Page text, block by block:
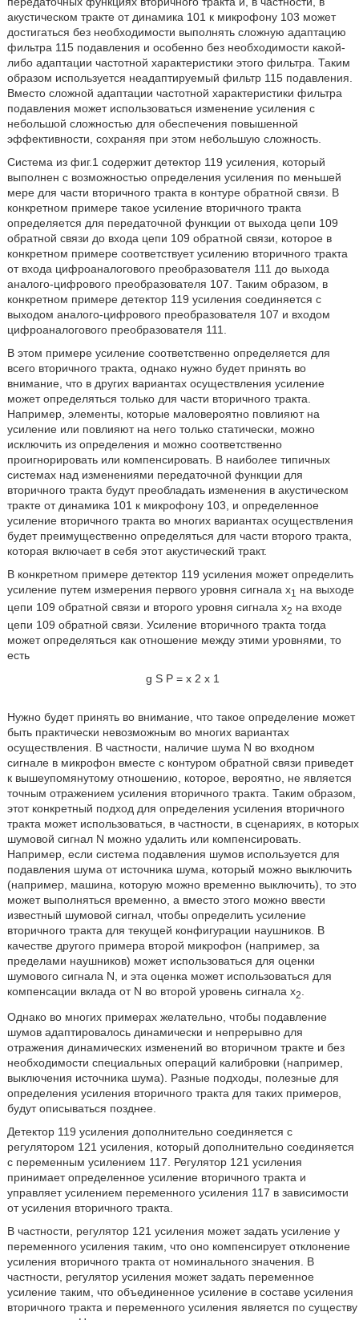
акустическом тракте от динамика 101 к микрофону 103 может
достигаться без необходимости выполнять сложную адаптацию
фильтра 115 подавления и особенно без необходимости какой-
либо адаптации частотной характеристики этого фильтра. Таким
образом используется неадаптируемый фильтр 115 подавления.
Вместо сложной адаптации частотной характеристики фильтра
подавления может использоваться изменение усиления с
небольшой сложностью для обеспечения повышенной
эффективности, сохраняя при этом небольшую сложность.
Система из фиг.1 содержит детектор 119 усиления, который
выполнен с возможностью определения усиления по меньшей
мере для части вторичного тракта в контуре обратной связи. В
конкретном примере такое усиление вторичного тракта
определяется для передаточной функции от выхода цепи 109
обратной связи до входа цепи 109 обратной связи, которое в
конкретном примере соответствует усилению вторичного тракта
от входа цифроаналогового преобразователя 111 до выхода
аналого-цифрового преобразователя 107. Таким образом, в
конкретном примере детектор 119 усиления соединяется с
выходом аналого-цифрового преобразователя 107 и входом
цифроаналогового преобразователя 111.
В этом примере усиление соответственно определяется для
всего вторичного тракта, однако нужно будет принять во
внимание, что в других вариантах осуществления усиление
может определяться только для части вторичного тракта.
Например, элементы, которые маловероятно повлияют на
усиление или повлияют на него только статически, можно
исключить из определения и можно соответственно
проигнорировать или компенсировать. В наиболее типичных
системах над изменениями передаточной функции для
вторичного тракта будут преобладать изменения в акустическом
тракте от динамика 101 к микрофону 103, и определенное
усиление вторичного тракта во многих вариантах осуществления
будет преимущественно определяться для части второго тракта,
которая включает в себя этот акустический тракт.
В конкретном примере детектор 119 усиления может определить
усиление путем измерения первого уровня сигнала x1
на выходе
цепи 109 обратной связи и второго уровня сигнала x2 на входе
цепи 109 обратной связи. Усиление вторичного тракта тогда
может определяться как отношение между этими уровнями, то
есть
g S P = x 2 x 1
Нужно будет принять во внимание, что такое определение может
быть практически невозможным во многих вариантах
осуществления. В частности, наличие шума N во входном
сигнале в микрофон вместе с контуром обратной связи приведет
к вышеупомянутому отношению, которое, вероятно, не является
точным отражением усиления вторичного тракта. Таким образом,
этот конкретный подход для определения усиления вторичного
тракта может использоваться, в частности, в сценариях, в которых
шумовой сигнал N можно удалить или компенсировать.
Например, если система подавления шумов используется для
подавления шума от источника шума, который можно выключить
(например, машина, которую можно временно выключить), то это
может выполняться временно, а вместо этого можно ввести
известный шумовой сигнал, чтобы определить усиление
вторичного тракта для текущей конфигурации наушников. В
качестве другого примера второй микрофон (например, за
пределами наушников) может использоваться для оценки
шумового сигнала N, и эта оценка может использоваться для
компенсации вклада от N во второй уровень сигнала x2
Однако во многих примерах желательно, чтобы подавление
шумов адаптировалось динамически и непрерывно для
отражения динамических изменений во вторичном тракте и без
необходимости специальных операций калибровки (например,
выключения источника шума). Разные подходы, полезные для
определения усиления вторичного тракта для таких примеров,
будут описываться позднее.
Детектор 119 усиления дополнительно соединяется с
регулятором 121 усиления, который дополнительно соединяется
с переменным усилением 117. Регулятор 121 усиления
принимает определенное усиление вторичного тракта и
управляет усилением переменного усиления 117 в зависимости
от усиления вторичного тракта.
В частности, регулятор 121 усиления может задать усиление у
переменного усиления таким, что оно компенсирует отклонение
усиления вторичного тракта от номинального значения. В
частности, регулятор усиления может задать переменное
усиление таким, что объединенное усиление в составе усиления
вторичного тракта и переменного усиления является по существу